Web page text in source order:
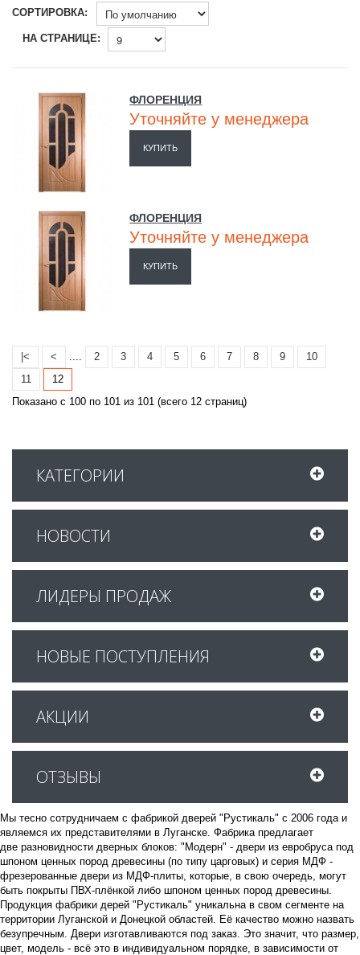
СОРТИРОВКА:
НА СТРАНИЦЕ:
ФЛОРЕНЦИЯ
Уточняйте у менеджера
КУПИТЬ
ФЛОРЕНЦИЯ
Уточняйте у менеджера
КУПИТЬ
|< < 2 3 4 5 6 7 8 9
10
11
12
Показано с 100 по 101 из 101 (всего 12 страниц)
КАТЕГОРИИ
НОВОСТИ
ЛИДЕРЫ ПРОДАЖ
НОВЫЕ ПОСТУПЛЕНИЯ
АКЦИИ
ОТЗЫВЫ
Мы тесно сотрудничаем с фабрикой дверей "Рустикаль" с 2006 года и
являемся их представителями в Луганске. Фабрика предлагает
две разновидности дверных блоков: "Модерн" - двери из евробруса под
шпоном ценных пород древесины (по типу царговых) и серия МДФ -
фрезерованные двери из МДФ-плиты, которые, в свою очередь, могут
быть покрыты ПВХ-плёнкой либо шпоном ценных пород древесины.
Продукция фабрики дерей "Рустикаль" уникальна в свом сегменте на
территории Луганской и Донецкой областей. Её качество можно назвать
безупречным. Двери изготавливаются под заказ. Это значит, что размер,
цвет, модель - всё это в индивидуальном порядке, в зависимости от